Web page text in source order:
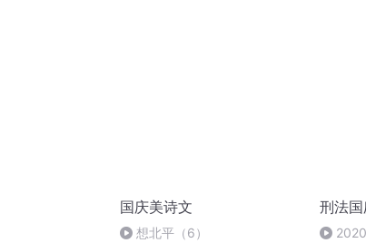
国庆美诗文
想北平（6）
刑法